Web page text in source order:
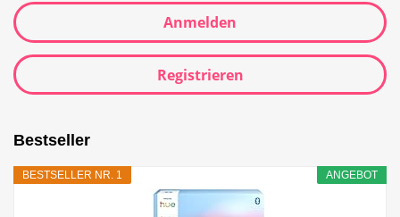
Anmelden
Registrieren
Bestseller
ANGEBOT
BESTSELLER NR. 1